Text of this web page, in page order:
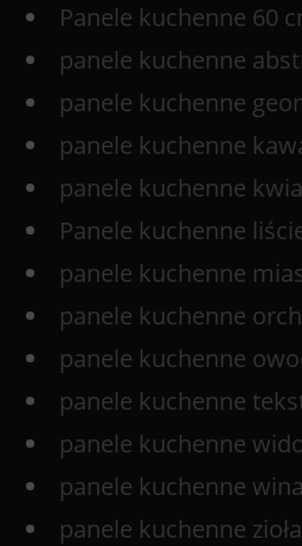
Panele kuchenne 60
panele kuchenne
panele kuchenne
panele kuchenne
panele kuchenne
Panele kuchenne
panele kuchenne
panele kuchenne
panele kuchenne
panele kuchenne
panele kuchenne
panele kuchenne wina
panele kuchenne